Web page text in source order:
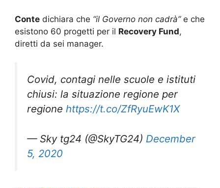
Conte dichiara che “il Governo non cadrà”e che
esistono 60 progetti per il Recovery Fund,
diretti da sei manager.
Covid, contagi nelle scuole e istituti
chiusi: la situazione regione per
regione https://t.co/ZfRyuEwK1X
— Sky tg24 (@SkyTG24) December
5, 2020